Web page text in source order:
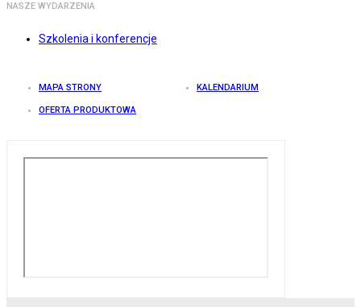
NASZE WYDARZENIA
Szkolenia i konferencje
MAPA STRONY KALENDARIUM
OFERTA PRODUKTOWA